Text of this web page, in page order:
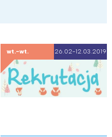
wt.-wt. 26.02-12.03.2019